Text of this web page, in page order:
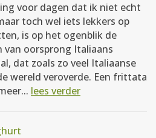
voor dagen dat ik niet echt
toch wel iets lekkers op
is op het ogenblik de
oorsprong Italiaans
dat zoals zo veel Italiaanse
wereld veroverde. Een frittata
lees verder